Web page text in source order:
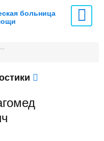
больница